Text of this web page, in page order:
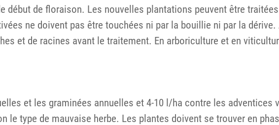
début de floraison. Les nouvelles plantations peuvent être
ne doivent pas être touchées ni par la bouillie ni par la
et de racines avant le traitement. En arboriculture et en
et les graminées annuelles et 4-10 l/ha contre les adventices
le type de mauvaise herbe. Les plantes doivent se trouver en